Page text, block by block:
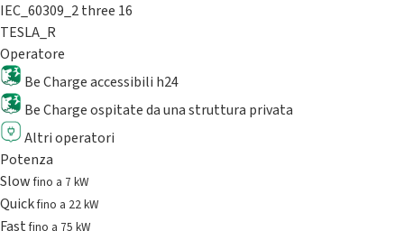
IEC_60309_2 three 16
TESLA_R
Operatore
Be Charge accessibili h24
Be Charge ospitate da una struttura privata
Altri operatori
Potenza
Slowfino a 7 kW
Quickfino a 22 kW
Fastfino a 75 kW